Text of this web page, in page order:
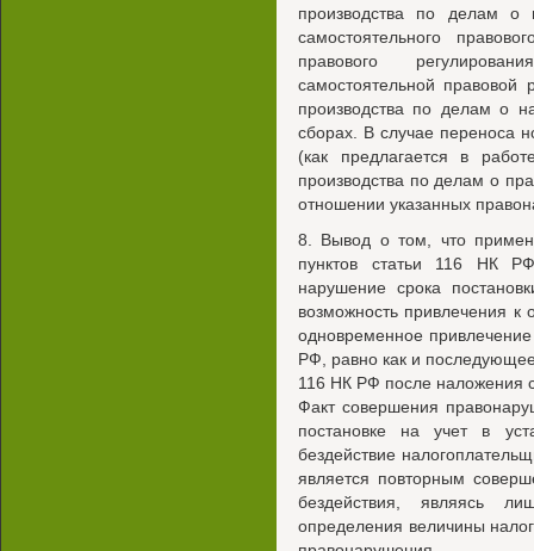
производства по делам о
самостоятельного
правового
самостоятельной
производства по делам о
сборах. В случае переноса
(как предлагается в
производства по делам о
отношении указанных
8. Вывод о том, что
пунктов статьи 116 НК
нарушение срока
возможность привлечения к
одновременное
РФ, равно как и последующее
116 НК РФ после наложения
Факт совершения
постановке на учет в
бездействие
является повторным
бездействия, являясь
определения величины